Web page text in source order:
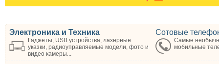
Электроника и Техника
Гаджеты, USB устройства, лазерные
указки, радиоуправляемые модели, фото и
видео камеры...
Сотовые
Самые
мобильные